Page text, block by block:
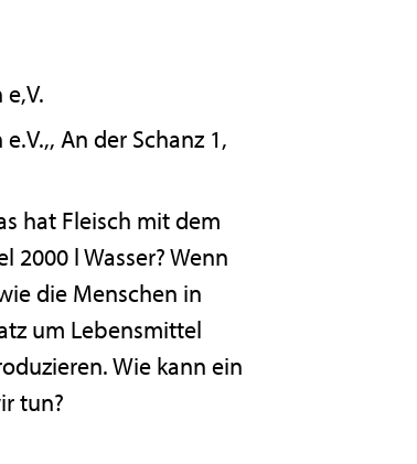
An der Schanz 1,
hat Fleisch mit dem
2000 l Wasser? Wenn
die Menschen in
um Lebensmittel
Wie kann ein
tun?